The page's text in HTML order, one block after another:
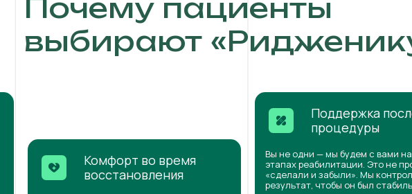
Почему пациенты
выбирают
Комфорт во время
восстановления
Поддержка
процедуры
Вы не одни — мы будем с вами
этапах реабилитации. Это не
«сделали и забыли». Мы
результат, чтобы он был